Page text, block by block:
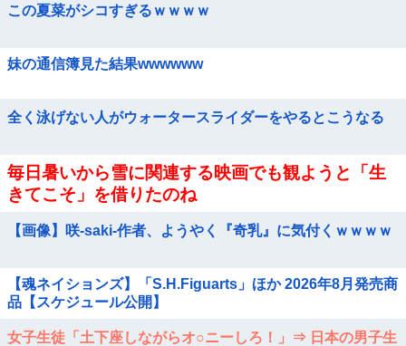
この夏菜がシコすぎるｗｗｗｗ
妹の通信簿見た結果wwwwww
全く泳げない人がウォータースライダーをやるとこうなる
毎日暑いから雪に関連する映画でも観ようと「生
きてこそ」を借りたのね
【画像】咲-saki-作者、ようやく『奇乳』に気付くｗｗｗｗ
【魂ネイションズ】「S.H.Figuarts」ほか 2026年8月発売商
品【スケジュール公開】
女子生徒「土下座しながらオ○ニーしろ！」⇒ 日本の男子生